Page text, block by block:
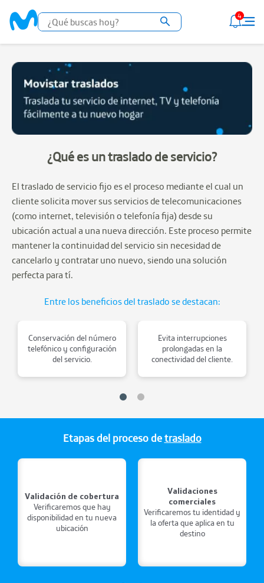
4
¿Qué es un traslado de servicio?
El traslado de servicio fijo es el proceso mediante el cual un
cliente solicita mover sus servicios de telecomunicaciones
(como internet, televisión o telefonía fija) desde su
ubicación actual a una nueva dirección. Este proceso permite
mantener la continuidad del servicio sin necesidad de
cancelarlo y contratar uno nuevo, siendo una solución
perfecta para tí.
Entre los beneficios del traslado se destacan:
Conservación del número
telefónico y configuración
del servicio.
Evita interrupciones
prolongadas en la
conectividad del cliente.
Etapas del proceso detraslado
Validación de cobertura
Verificaremos que hay
disponibilidad en tu nueva
ubicación
Validaciones
comerciales
Verificaremos tu identidad y
la oferta que aplica en tu
destino